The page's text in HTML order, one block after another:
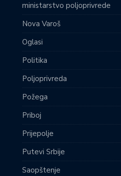
ministarstvo poljoprivrede
Nova Varoš
Oglasi
Politika
Poljoprivreda
Požega
Priboj
Prijepolje
Putevi Srbije
Saopštenje